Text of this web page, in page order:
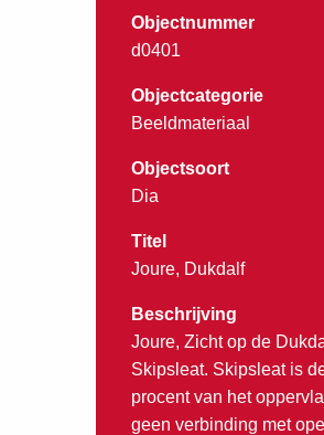
Objectnummer
d0401
Objectcategorie
Beeldmateriaal
Objectsoort
Dia
Titel
Joure, Dukdalf
Beschrijving
Joure, Zicht op de
Skipsleat. Skipsleat is
procent van het
geen verbinding met